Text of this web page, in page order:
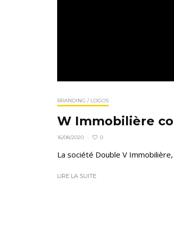
BRANDING / LOGOS
W Immobilière
16/08/2020 · 0
La société Double V
LIRE LA SUITE